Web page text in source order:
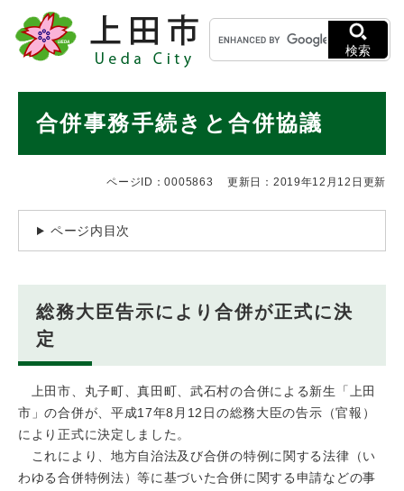
メニューを飛ばして本文へ
キ
ー
ワ
検
検索
合併事務手続きと合併協議
ページID：0005863 更新日：2019年12月12日更新
ページ内目次
総務大臣告示により合併が正式に決
定
上田市、丸子町、真田町、武石村の合併による新生「上田
市」の合併が、平成17年8月12日の総務大臣の告示（官報）
により正式に決定しました。
これにより、地方自治法及び合併の特例に関する法律（い
わゆる合併特例法）等に基づいた合併に関する申請などの事